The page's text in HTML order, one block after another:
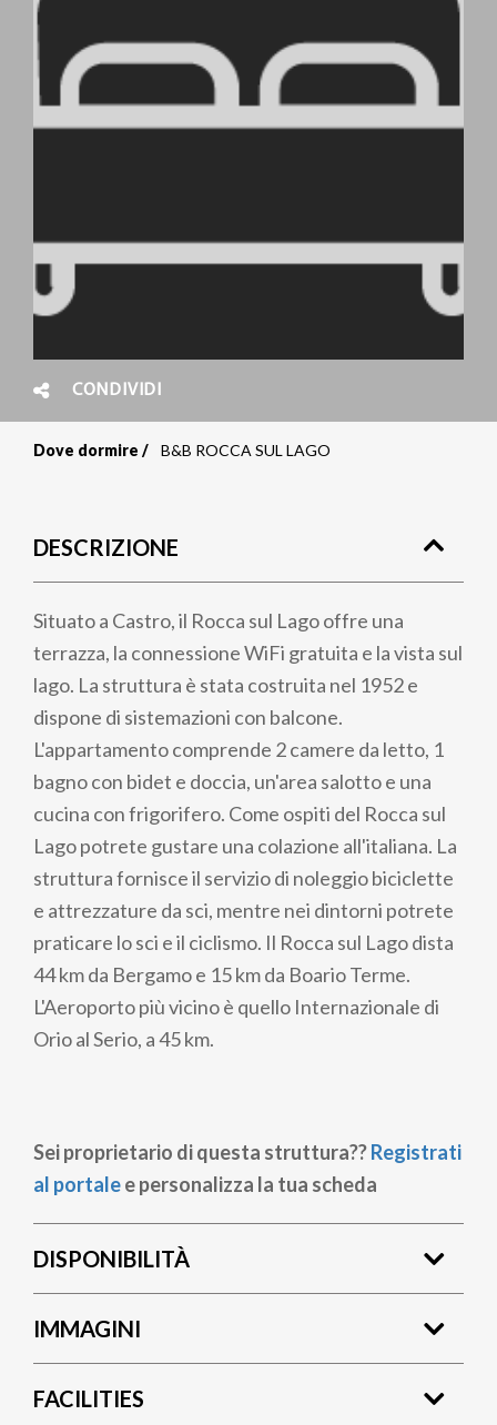
CONDIVIDI
pane
Dove dormire B&B ROCCA SUL LAGO
DESCRIZIONE
Situato a Castro, il Rocca sul Lago offre una
terrazza, la connessione WiFi gratuita e la vista sul
lago. La struttura è stata costruita nel 1952 e
dispone di sistemazioni con balcone.
L'appartamento comprende 2 camere da letto, 1
bagno con bidet e doccia, un'area salotto e una
cucina con frigorifero. Come ospiti del Rocca sul
Lago potrete gustare una colazione all'italiana. La
struttura fornisce il servizio di noleggio biciclette
e attrezzature da sci, mentre nei dintorni potrete
praticare lo sci e il ciclismo. Il Rocca sul Lago dista
44 km da Bergamo e 15 km da Boario Terme.
L'Aeroporto più vicino è quello Internazionale di
Orio al Serio, a 45 km.
Sei proprietario di questa struttura??Registrati
al portalee personalizza la tua scheda
DISPONIBILITÀ
IMMAGINI
FACILITIES